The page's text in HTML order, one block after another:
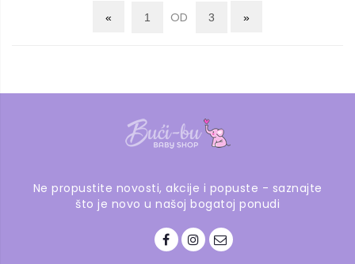
OD
Ne propustite novosti, akcije i popuste - saznajte
što je novo u našoj bogatoj ponudi